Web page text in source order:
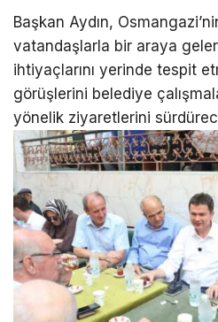
Başkan Aydın,
vatandaşlarla bir araya
ihtiyaçlarını yerinde tespit
görüşlerini belediye
yönelik ziyaretlerini